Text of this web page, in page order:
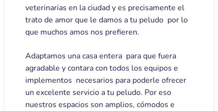
veterinarias en la ciudad y es precisamente el
trato de amor que le damos a tu peludo por lo
que muchos amos nos prefieren.
Adaptamos una casa entera para que fuera
agradable y contara con todos los equipos e
implementos necesarios para poderle ofrecer
un excelente servicio a tu peludo. Por eso
nuestros espacios son amplios, cómodos e